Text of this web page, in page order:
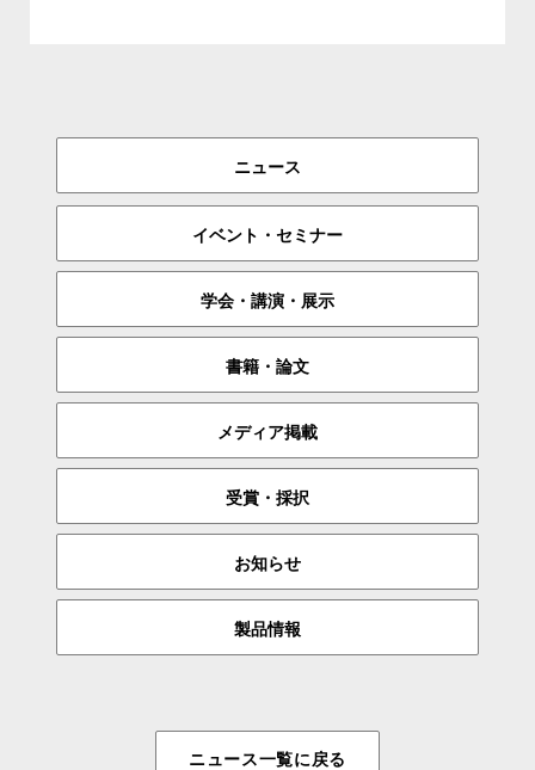
ニュース
イベント・セミナー
学会・講演・展示
書籍・論文
メディア掲載
受賞・採択
お知らせ
製品情報
ニュース一覧に戻る